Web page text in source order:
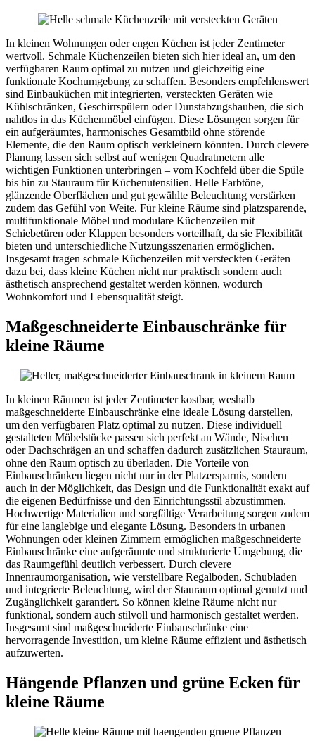
In kleinen Wohnungen oder engen Küchen ist jeder Zentimeter
wertvoll. Schmale Küchenzeilen bieten sich hier ideal an, um den
verfügbaren Raum optimal zu nutzen und gleichzeitig eine
funktionale Kochumgebung zu schaffen. Besonders empfehlenswert
sind Einbauküchen mit integrierten, versteckten Geräten wie
Kühlschränken, Geschirrspülern oder Dunstabzugshauben, die sich
nahtlos in das Küchenmöbel einfügen. Diese Lösungen sorgen für
ein aufgeräumtes, harmonisches Gesamtbild ohne störende
Elemente, die den Raum optisch verkleinern könnten. Durch clevere
Planung lassen sich selbst auf wenigen Quadratmetern alle
wichtigen Funktionen unterbringen – vom Kochfeld über die Spüle
bis hin zu Stauraum für Küchenutensilien. Helle Farbtöne,
glänzende Oberflächen und gut gewählte Beleuchtung verstärken
zudem das Gefühl von Weite. Für kleine Räume sind platzsparende,
multifunktionale Möbel und modulare Küchenzeilen mit
Schiebetüren oder Klappen besonders vorteilhaft, da sie Flexibilität
bieten und unterschiedliche Nutzungsszenarien ermöglichen.
Insgesamt tragen schmale Küchenzeilen mit versteckten Geräten
dazu bei, dass kleine Küchen nicht nur praktisch sondern auch
ästhetisch ansprechend gestaltet werden können, wodurch
Wohnkomfort und Lebensqualität steigt.
Maßgeschneiderte Einbauschränke für
kleine Räume
In kleinen Räumen ist jeder Zentimeter kostbar, weshalb
maßgeschneiderte Einbauschränke eine ideale Lösung darstellen,
um den verfügbaren Platz optimal zu nutzen. Diese individuell
gestalteten Möbelstücke passen sich perfekt an Wände, Nischen
oder Dachschrägen an und schaffen dadurch zusätzlichen Stauraum,
ohne den Raum optisch zu überladen. Die Vorteile von
Einbauschränken liegen nicht nur in der Platzersparnis, sondern
auch in der Möglichkeit, das Design und die Funktionalität exakt auf
die eigenen Bedürfnisse und den Einrichtungsstil abzustimmen.
Hochwertige Materialien und sorgfältige Verarbeitung sorgen zudem
für eine langlebige und elegante Lösung. Besonders in urbanen
Wohnungen oder kleinen Zimmern ermöglichen maßgeschneiderte
Einbauschränke eine aufgeräumte und strukturierte Umgebung, die
das Raumgefühl deutlich verbessert. Durch clevere
Innenraumorganisation, wie verstellbare Regalböden, Schubladen
und integrierte Beleuchtung, wird der Stauraum optimal genutzt und
Zugänglichkeit garantiert. So können kleine Räume nicht nur
funktional, sondern auch stilvoll und harmonisch gestaltet werden.
Insgesamt sind maßgeschneiderte Einbauschränke eine
hervorragende Investition, um kleine Räume effizient und ästhetisch
aufzuwerten.
Hängende Pflanzen und grüne Ecken für
kleine Räume